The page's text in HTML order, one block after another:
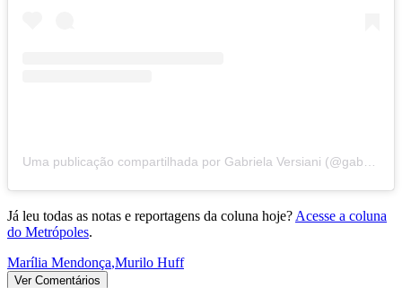
Já leu todas as notas e reportagens da coluna hoje? Acesse a coluna
do Metrópoles.
Marília Mendonça,Murilo Huff
Ver Comentários